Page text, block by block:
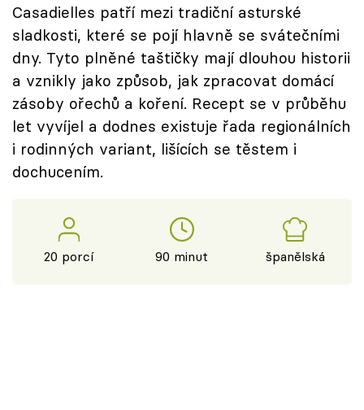
Přihlášení
Sledujte nás
Casadielles patří mezi tradiční asturské
sladkosti, které se pojí hlavně se svátečními
dny. Tyto plněné taštičky mají dlouhou historii
a vznikly jako způsob, jak zpracovat domácí
zásoby ořechů a koření. Recept se v průběhu
let vyvíjel a dodnes existuje řada regionálních
i rodinných variant, lišících se těstem i
dochucením.
20 porcí 90 minut španělská